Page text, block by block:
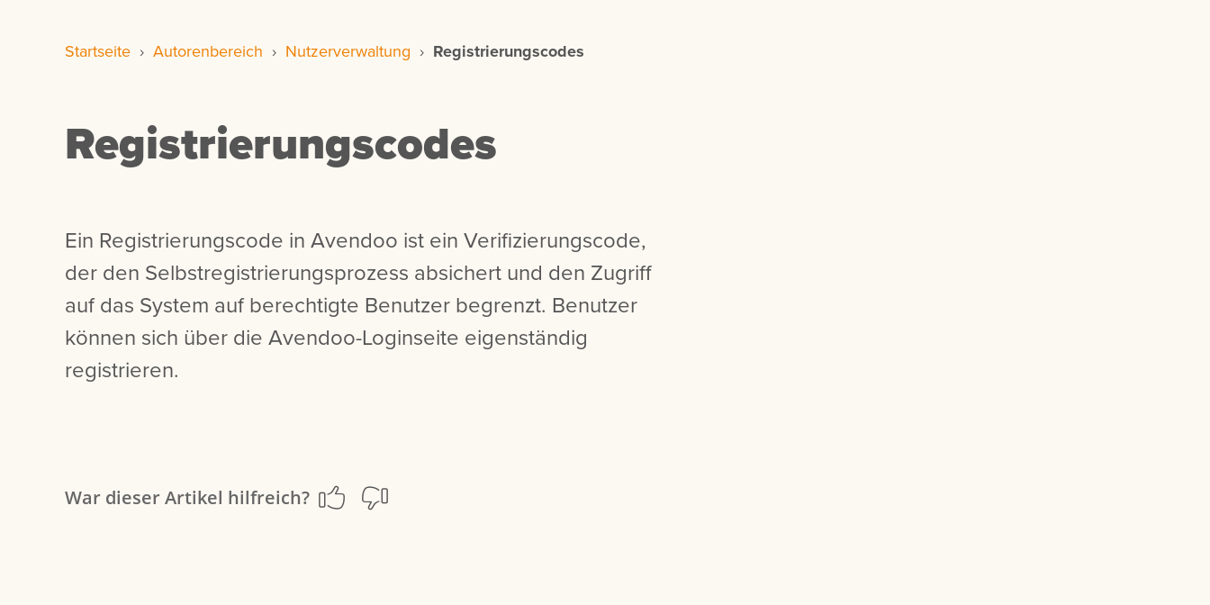
Startseite › Autorenbereich › Nutzerverwaltung › Registrierungscodes
Registrierungscodes
Ein Registrierungscode in Avendoo ist ein Verifizierungscode,
der den Selbstregistrierungsprozess absichert und den Zugriff
auf das System auf berechtigte Benutzer begrenzt. Benutzer
können sich über die Avendoo-Loginseite eigenständig
registrieren.
War dieser Artikel hilfreich?